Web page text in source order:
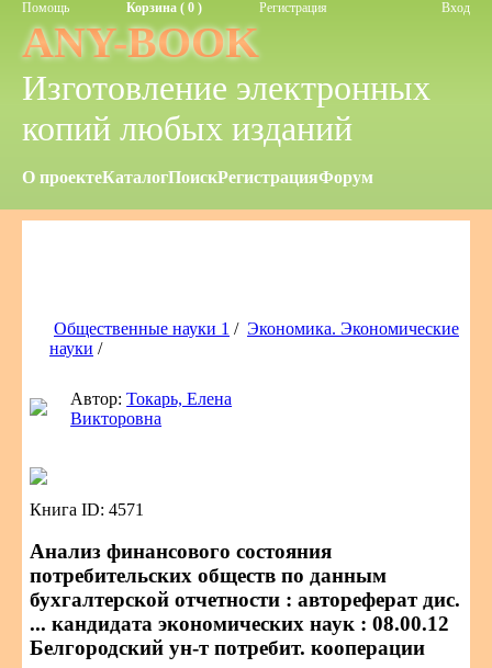
Помощь Корзина ( 0 ) Регистрация Вход
ANY-BOOK
Изготовление электронных
копий любых изданий
О проектеКаталогПоискРегистрацияФорум
Общественные науки 1 / Экономика. Экономические
науки /
Автор:Токарь, Елена
Викторовна
Книга ID: 4571
Анализ финансового состояния
потребительских обществ по данным
бухгалтерской отчетности : автореферат дис.
... кандидата экономических наук : 08.00.12
Белгородский ун-т потребит. кооперации